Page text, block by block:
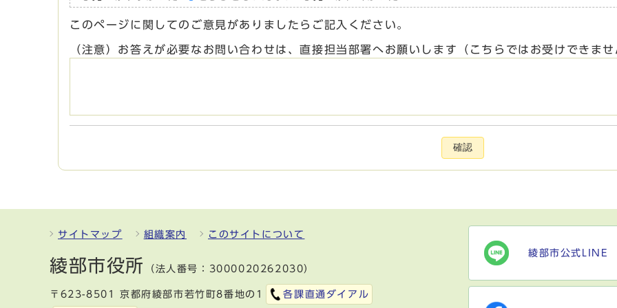
このページに関してのご意見がありましたらご記入ください。
（注意）お答えが必要なお問い合わせは、直接担当部署へお願いします（こちらではお受けできま
確認
サイトマップ 組織案内 このサイトについて
綾部市役所 （法人番号：3000020262030）
〒623-8501 京都府綾部市若竹町8番地の1 各課直通ダイアル
綾部市公式LINE